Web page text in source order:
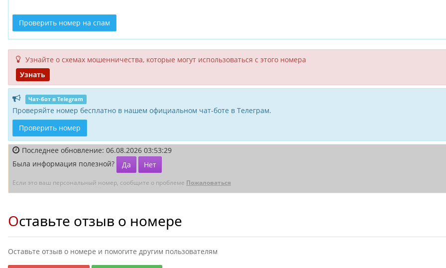
Проверить номер на спам
Узнайте о схемах мошенни­чества, кото­рые могут исполь­зоваться с этого номера
Узнать
Чат-бот в Telegram
Проверяйте номер бесплатно в нашем официальном чат-боте в Телеграм.
Проверить номер
Последнее обновление: 06.08.2026 03:53:29
Была информация полезной?
Да Нет
Если это ваш персональный номер, сообщите о проблеме Пожаловаться
Оставьте отзыв о номере
Оставьте отзыв о номере и помогите другим пользователям